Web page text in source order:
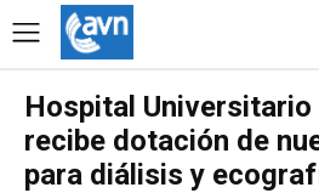
Hospital
recibe dotación de
para diálisis y